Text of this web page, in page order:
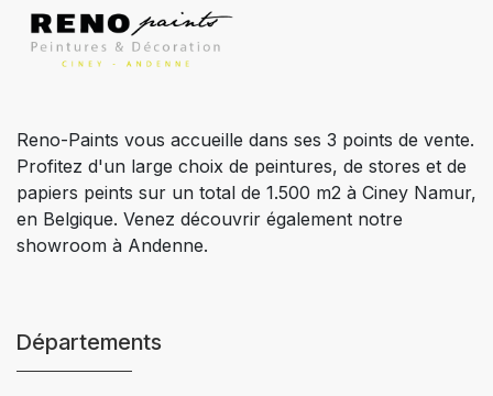
Reno-Paints vous accueille dans ses 3 points de vente.
Profitez d'un large choix de peintures, de stores et de
papiers peints sur un total de 1.500 m2 à Ciney Namur,
en Belgique. Venez découvrir également notre
showroom à Andenne.
Départements